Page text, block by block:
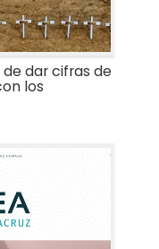
dar cifras de
los